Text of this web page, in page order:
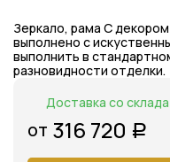
Зеркало, рама С
выполнено с
выполнить в
разновидности отделки.
Доставка со
от 316 720 Р